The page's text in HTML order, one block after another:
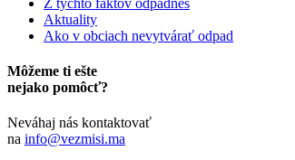
Aktuality
Ako v obciach nevytvárať odpad
Môžeme ti ešte
nejako pomôcť?
Neváhaj nás kontaktovať
na info@vezmisi.ma